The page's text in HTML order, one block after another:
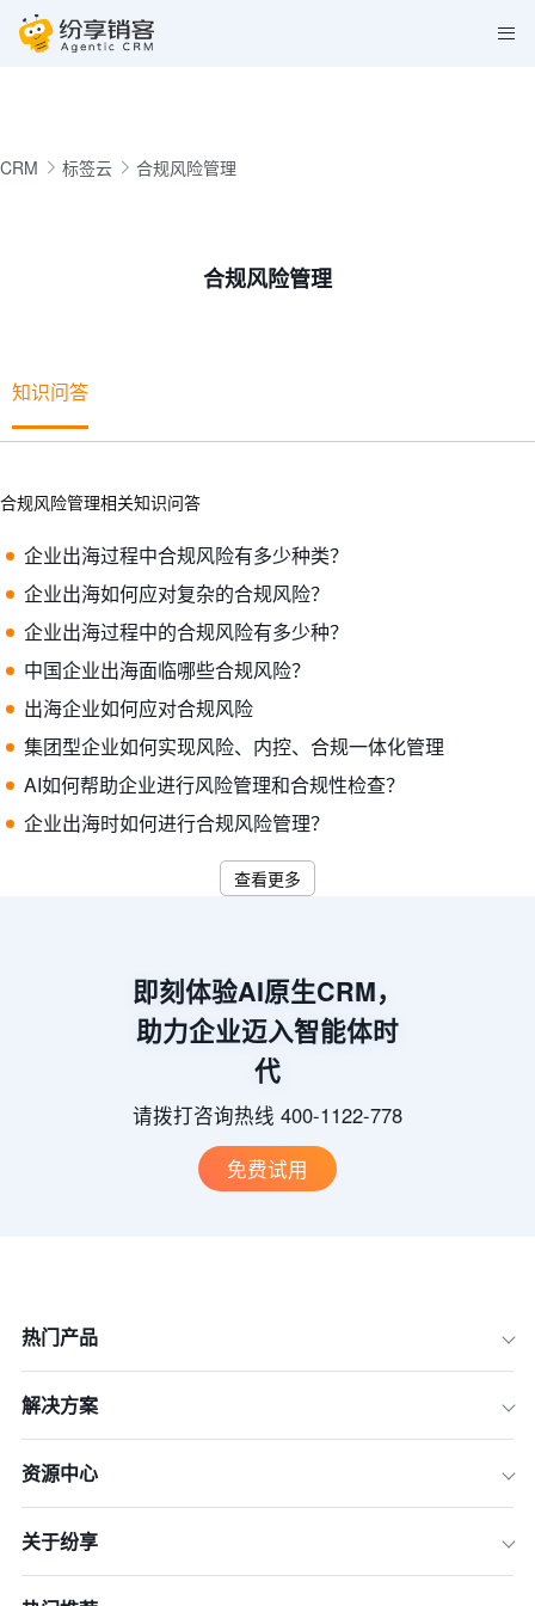
CRM 标签云 合规风险管理
合规风险管理
知识问答
合规风险管理相关知识问答
企业出海过程中合规风险有多少种类？
企业出海如何应对复杂的合规风险？
企业出海过程中的合规风险有多少种？
中国企业出海面临哪些合规风险？
出海企业如何应对合规风险
集团型企业如何实现风险、内控、合规一体化管理
AI如何帮助企业进行风险管理和合规性检查？
企业出海时如何进行合规风险管理？
查看更多
即刻体验AI原生CRM，
助力企业迈入智能体时
代
请拨打咨询热线 400-1122-778
免费试用
热门产品
解决方案
资源中心
关于纷享